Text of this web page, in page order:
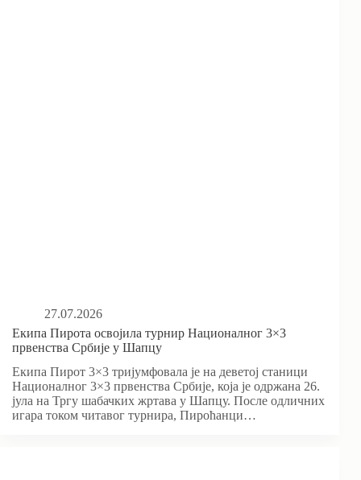
27.07.2026
Екипа Пирота освојила турнир Националног 3×3
првенства Србије у Шапцу
Екипа Пирот 3×3 тријумфовала је на деветој станици
Националног 3×3 првенства Србије, која је одржана 26.
јула на Тргу шабачких жртава у Шапцу. После одличних
игара током читавог турнира, Пироћанци…